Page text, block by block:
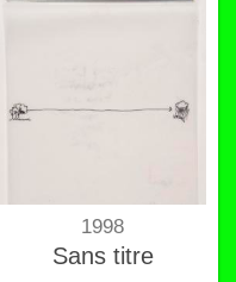
1998
Sans titre